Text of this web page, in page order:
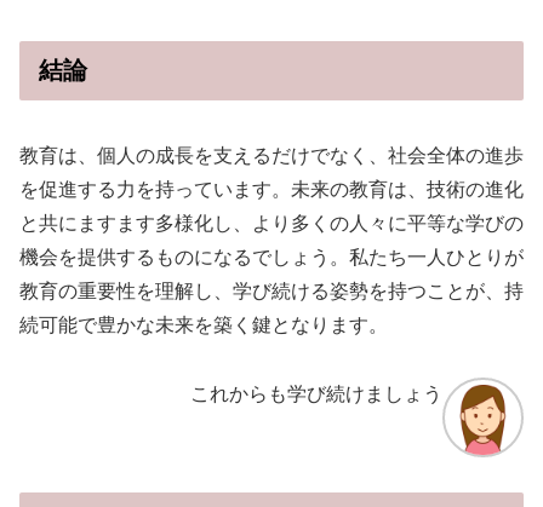
結論
教育は、個人の成長を支えるだけでなく、社会全体の進歩
を促進する力を持っています。未来の教育は、技術の進化
と共にますます多様化し、より多くの人々に平等な学びの
機会を提供するものになるでしょう。私たち一人ひとりが
教育の重要性を理解し、学び続ける姿勢を持つことが、持
続可能で豊かな未来を築く鍵となります。
これからも学び続けましょう